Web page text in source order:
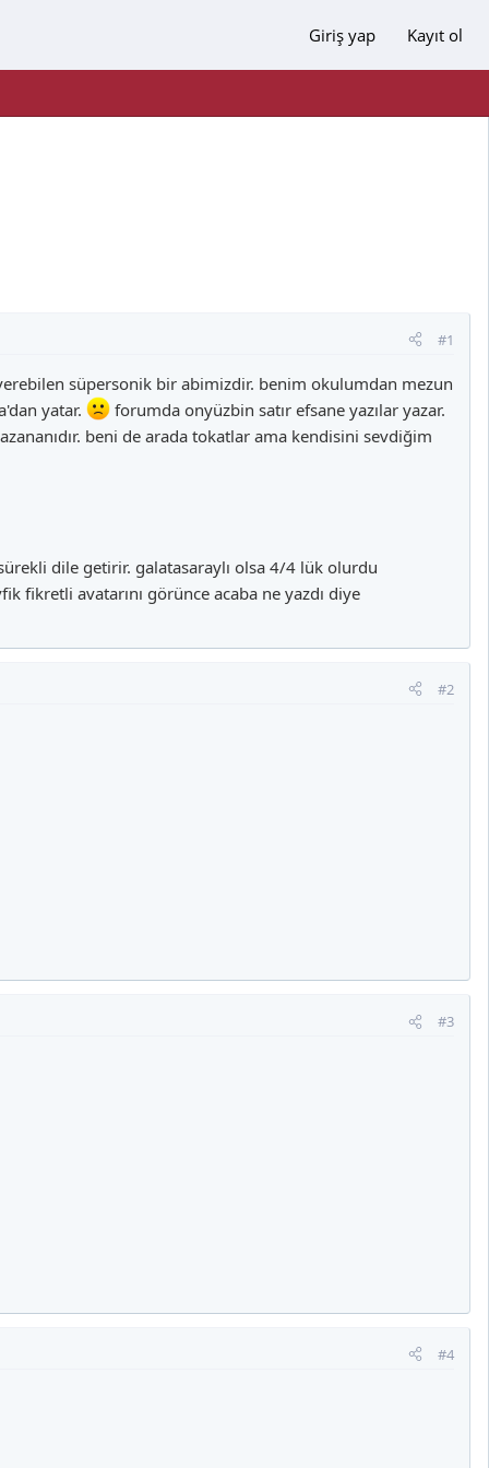
Giriş yap Kayıt ol
#1
süpersonik bir abimizdir. benim okulumdan mezun
yatar.
forumda onyüzbin satır efsane yazılar yazar.
beni de arada tokatlar ama kendisini sevdiğim
dile getirir. galatasaraylı olsa 4/4 lük olurdu
fikretli avatarını görünce acaba ne yazdı diye
#2
#3
#4